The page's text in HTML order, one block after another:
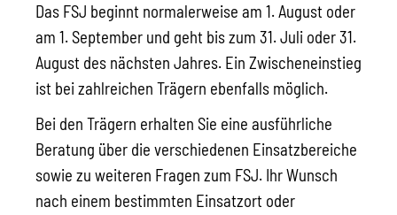
Das FSJ beginnt normalerweise am 1. August oder
am 1. September und geht bis zum 31. Juli oder 31.
August des nächsten Jahres. Ein Zwischeneinstieg
ist bei zahlreichen Trägern ebenfalls möglich.
Bei den Trägern erhalten Sie eine ausführliche
Beratung über die verschiedenen Einsatzbereiche
sowie zu weiteren Fragen zum FSJ. Ihr Wunsch
nach einem bestimmten Einsatzort oder